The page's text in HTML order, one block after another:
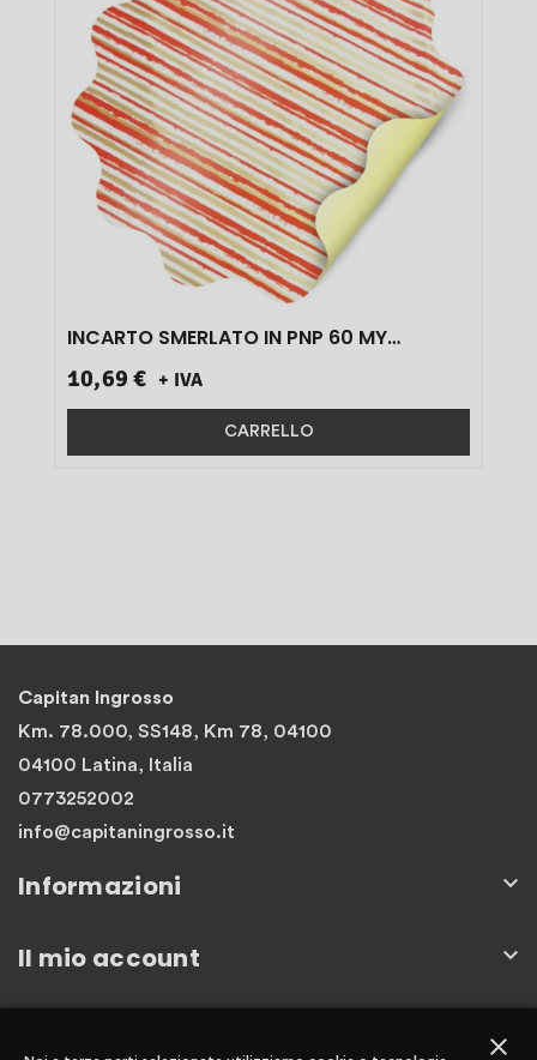
INCARTO SMERLATO IN PNP 60 MY
10,69 € + IVA
CARRELLO
Capitan Ingrosso
Km. 78.000, SS148, Km 78, 04100
04100 Latina, Italia
0773252002
info@capitaningrosso.it
Informazioni 
Il mio account 
close